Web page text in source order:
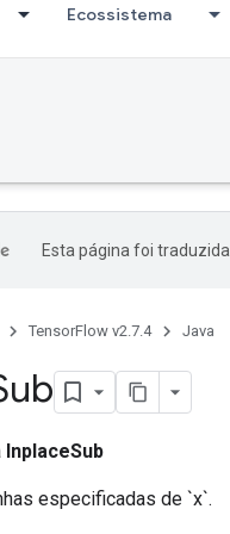
Ecossistema
Esta página foi
TensorFlow v2.7.4 Java
InplaceSub
especificadas de `x`.